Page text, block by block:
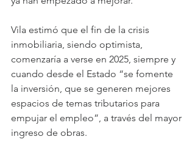
Vila estimó que el fin de la crisis
inmobiliaria, siendo optimista,
comenzaría a verse en 2025, siempre y
cuando desde el Estado “se fomente
la inversión, que se generen mejores
espacios de temas tributarios para
empujar el empleo”, a través del mayor
ingreso de obras.